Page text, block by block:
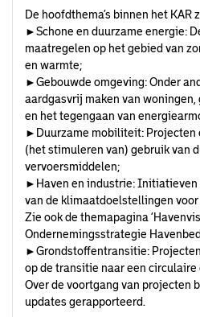
De hoofdthema’s binnen het KAR
►Schone en duurzame energie:
maatregelen op het gebied van
en warmte;
►Gebouwde omgeving: Onder
aardgasvrij maken van woningen,
en het tegengaan van
►Duurzame mobiliteit: Projecten
(het stimuleren van) gebruik van
vervoersmiddelen;
►Haven en industrie: Initiatieven
van de klimaatdoelstellingen
Zie ook de themapagina
Ondernemingsstrategie
►Grondstoffentransitie:
op de transitie naar een circulaire
Over de voortgang van projecten
updates gerapporteerd.